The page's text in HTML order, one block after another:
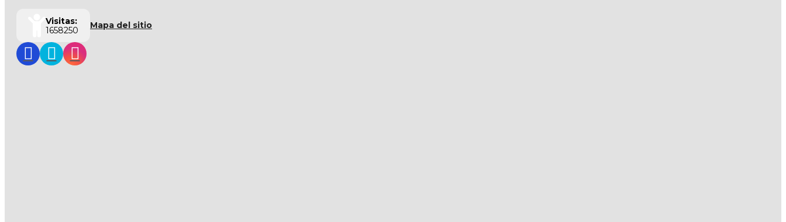
Visitas:
1658250
Mapa del sitio